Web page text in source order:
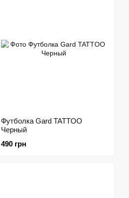
Футболка Gard TATTOO
Черный
490 грн